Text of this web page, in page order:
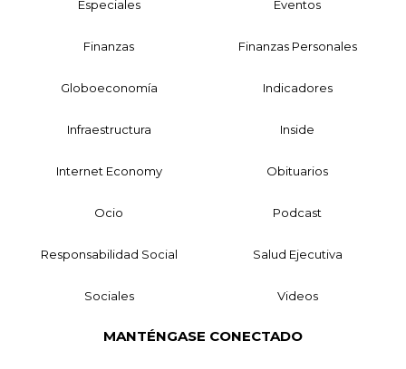
Especiales Eventos
Finanzas Finanzas Personales
Globoeconomía Indicadores
Infraestructura Inside
Internet Economy Obituarios
Ocio Podcast
Responsabilidad Social Salud Ejecutiva
Sociales Videos
MANTÉNGASE CONECTADO